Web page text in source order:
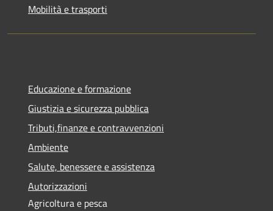
Mobilità e trasporti
Educazione e formazione
Giustizia e sicurezza pubblica
Tributi,finanze e contravvenzioni
Ambiente
Salute, benessere e assistenza
Autorizzazioni
Agricoltura e pesca